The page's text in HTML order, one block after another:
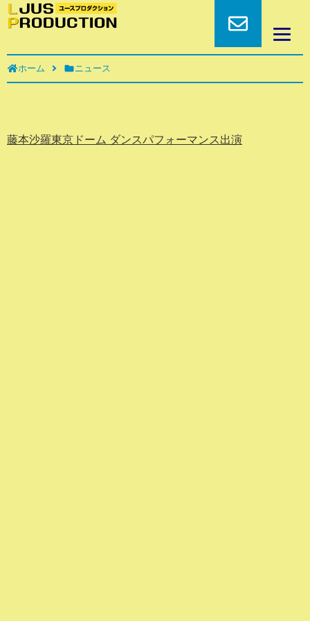
ホーム ニュース
藤本沙羅東京ドーム ダンスパフォーマンス出演